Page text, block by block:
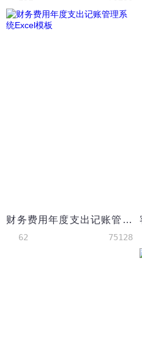
财务费用年度支出记账管理系统Excel模板
62 75128